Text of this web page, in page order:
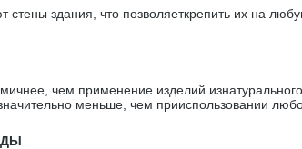
здания, что позволяеткрепить их на
чем применение изделий
меньше, чем прииспользовании